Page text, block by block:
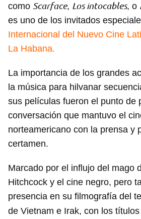
como Scarface, Los intocables, o
es uno de los invitados
Internacional del Nuevo Cine
La Habana.
La importancia de los grandes
la música para hilvanar
sus películas fueron el punto de
conversación que mantuvo el
norteamericano con la prensa y
certamen.
Marcado por el influjo del mago
Hitchcock y el cine negro, pero
presencia en su filmografía del
de Vietnam e Irak, con los títulos